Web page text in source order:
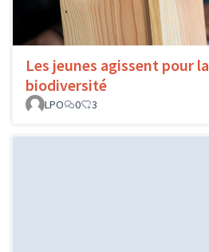
Les jeunes agissent pour la
biodiversité
LPO
0 3